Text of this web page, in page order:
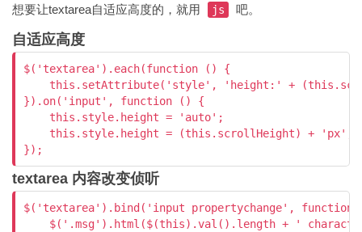
想要让textarea自适应高度的，就用
js 吧。
自适应高度
$('textarea').each(function () {
this.setAttribute('style', 'height:' +
}).on('input', function () {
    this.style.height = 'auto';
    this.style.height = (this.scrollHeight) + 'px';
textarea 内容改变侦听
$('textarea').bind('input propertychange',
$('.msg').html($(this).val().length + '